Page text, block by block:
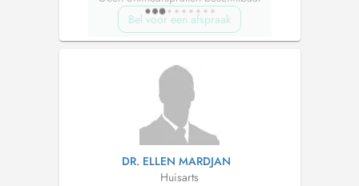
Bel voor een afspraak
DR. ELLEN MARDJAN
Huisarts